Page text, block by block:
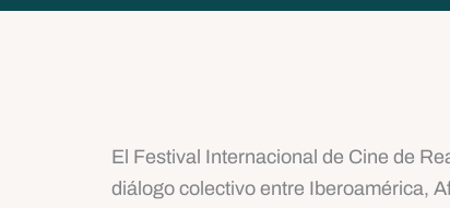
El Festival Internacional de Cine de
diálogo colectivo entre Iberoamérica,